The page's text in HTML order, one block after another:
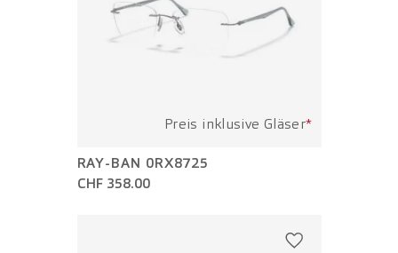
Preis inklusive Gläser*
RAY-BAN 0RX8725
CHF 358.00